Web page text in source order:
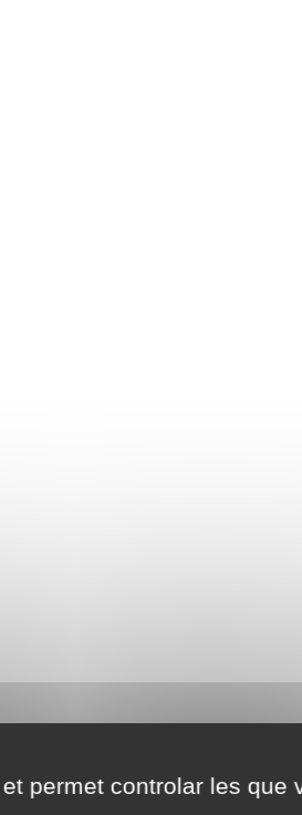
permet controlar les que